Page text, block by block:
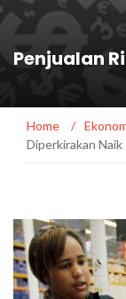
Penjualan
Home /
Diperkirakan Naik